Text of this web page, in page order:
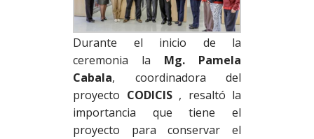
Durante el inicio de la
ceremonia la Mg. Pamela
Cabala, coordinadora del
proyecto CODICIS, resaltó la
importancia que tiene el
proyecto para conservar el